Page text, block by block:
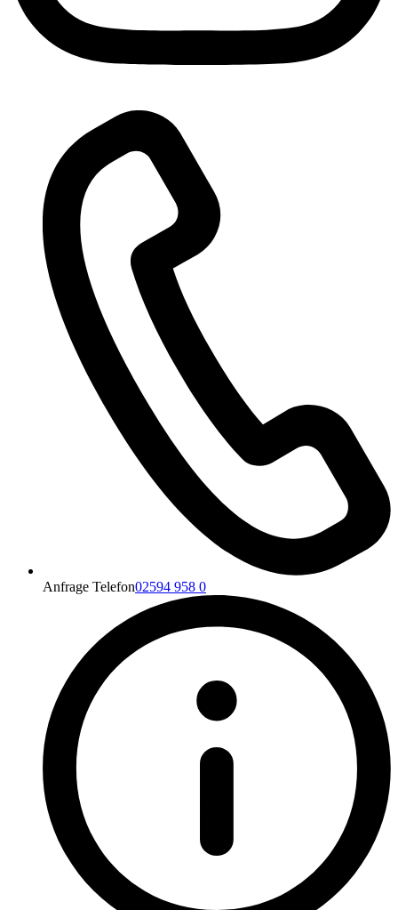
Anfrage Telefon02594 958 0